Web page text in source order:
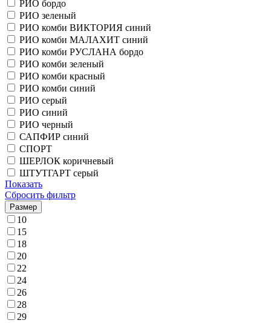
РИО бордо
РИО зеленый
РИО комби ВИКТОРИЯ синий
РИО комби МАЛАХИТ синий
РИО комби РУСЛАНА бордо
РИО комби зеленый
РИО комби красный
РИО комби синий
РИО серый
РИО синий
РИО черный
САПФИР синий
СПОРТ
ШЕРЛОК коричневый
ШТУТГАРТ серый
Показать
Сбросить фильтр
Размер
10
15
18
20
22
24
26
28
29